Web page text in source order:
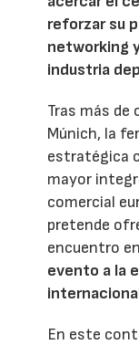
reforzar su
networking
industria
Tras más de
Múnich, la
estratégica
mayor
comercial
pretende
encuentro
evento a la
En este